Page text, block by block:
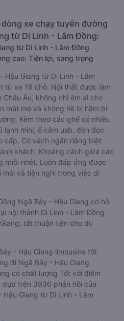
xe chạy tuyến đường
từ Di Linh - Lâm Đồng:
từ Di Linh - Lâm Đồng
cao: Tiện lợi, sang trọng
Hậu Giang từ Di Linh - Lâm
từ xe 16 chỗ. Nội thất được làm
Âu, không chỉ êm ái cho
mát mẻ và không hề bị hầm bí
Kèm theo các ghế có nhiều
mini, ổ cắm usb, đèn đọc
cấp. Có vách ngăn riêng biệt
khách. Khoảng cách giữa các
nhồi nhét. Luôn đáp ứng được
mái và tiện nghi trong việc di
Ngã Bảy - Hậu Giang có hỗ
nội thành Di Linh - Lâm Đồng
rất thuận tiện cho du
- Hậu Giang limousine tốt
đi Ngã Bảy - Hậu Giang
có chất lượng Tốt với điểm
trên 3936 phản hồi của
Giang từ Di Linh - Lâm